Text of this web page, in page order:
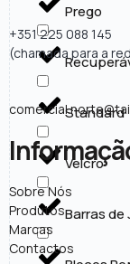
Prego
Standard
Velcro
Barras de
+351 225 088 145
(chamada para a
Sobre Nós
Produtos
Marcas
Contactos